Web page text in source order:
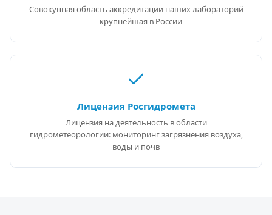
Совокупная область аккредитации наших лабораторий
— крупнейшая в России
Лицензия Росгидромета
Лицензия на деятельность в области
гидрометеорологии: мониторинг загрязнения воздуха,
воды и почв